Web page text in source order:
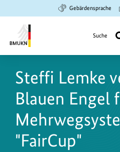
Hauptinhalt
springen
Suche
springen
Hauptnavigation
springen
Gebärdensprache
Umwelt,
Naturschutz
und
nukleare
Sicherheit
Suche
Steffi Lemke
Blauen Engel
"FairCup"